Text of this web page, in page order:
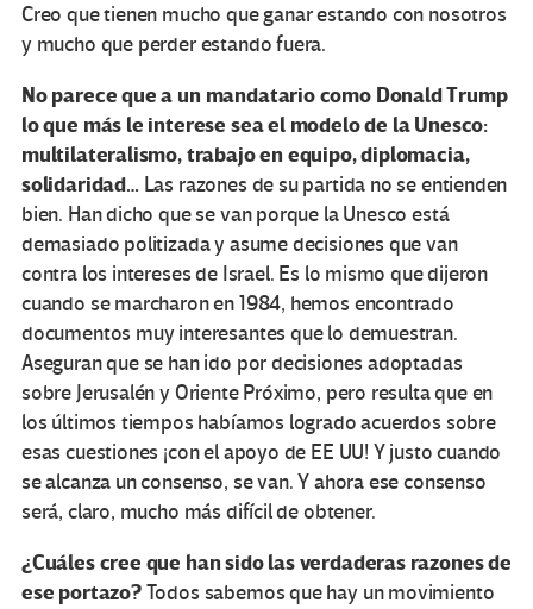
Creo que tienen mucho que ganar estando con nosotros
y mucho que perder estando fuera.
No parece que a un mandatario como Donald Trump
lo que más le interese sea el modelo de la Unesco:
multilateralismo, trabajo en equipo, diplomacia,
solidaridad… Las razones de su partida no se entienden
bien. Han dicho que se van porque la Unesco está
demasiado politizada y asume decisiones que van
contra los intereses de Israel. Es lo mismo que dijeron
cuando se marcharon en 1984, hemos encontrado
documentos muy interesantes que lo demuestran.
Aseguran que se han ido por decisiones adoptadas
sobre Jerusalén y Oriente Próximo, pero resulta que en
los últimos tiempos habíamos logrado acuerdos sobre
esas cuestiones ¡con el apoyo de EE UU! Y justo cuando
se alcanza un consenso, se van. Y ahora ese consenso
será, claro, mucho más difícil de obtener.
¿Cuáles cree que han sido las verdaderas razones de
ese portazo?Todos sabemos que hay un movimiento